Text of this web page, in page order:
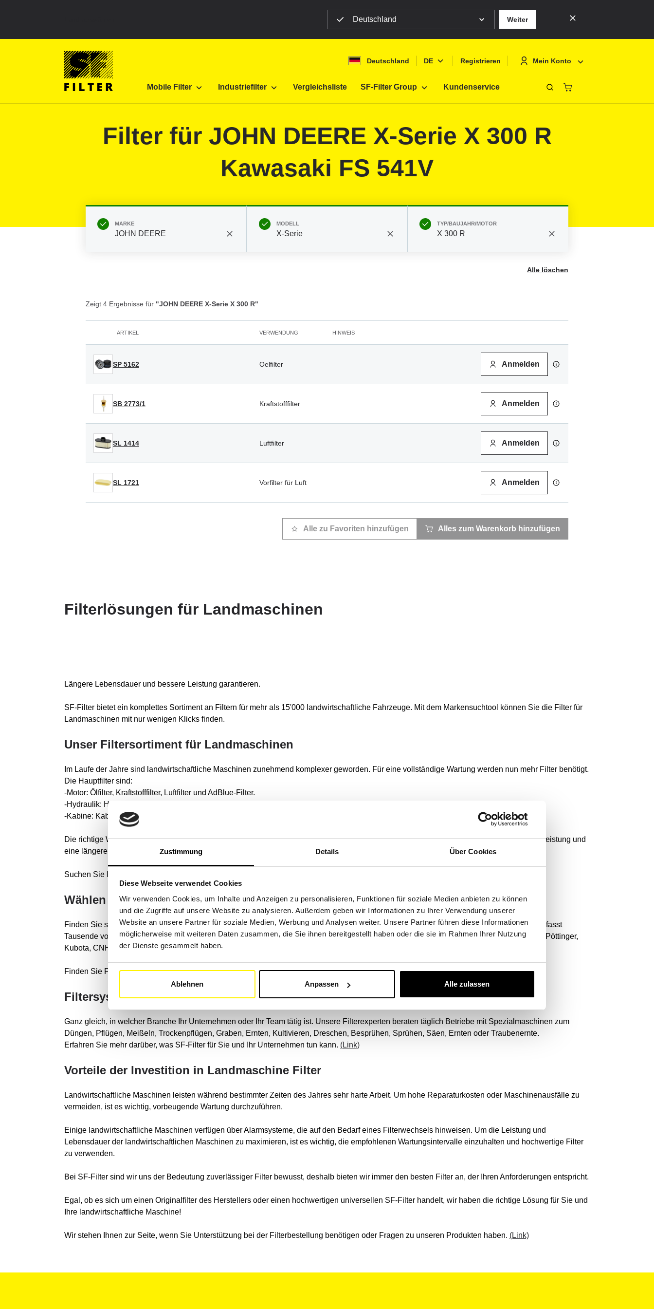
Zustimmung Details Über Cookies
Diese Webseite verwendet Cookies
Wir verwenden Cookies, um Inhalte und Anzeigen zu personalisieren, Funktionen für soziale Medien anbieten zu können
und die Zugriffe auf unsere Website zu analysieren. Außerdem geben wir Informationen zu Ihrer Verwendung unserer
Website an unsere Partner für soziale Medien, Werbung und Analysen weiter. Unsere Partner führen diese Informationen
möglicherweise mit weiteren Daten zusammen, die Sie ihnen bereitgestellt haben oder die sie im Rahmen Ihrer Nutzung
der Dienste gesammelt haben.
Ablehnen Anpassen Alle zulassen
Deutschland Weiter
Deutschland DE
English
Registrieren Mein Konto
Mobile Filter Industriefilter Vergleichsliste SF-Filter Group Kundenservice
SF Filter Homepage
Filter für JOHN DEERE X-Serie X 300 R
Kawasaki FS 541V
MARKE
JOHN DEERE
MODELL
X-Serie
TYP/BAUJAHR/MOTOR
X 300 R
Alle löschen
Zeigt 4 Ergebnisse für "JOHN DEERE X-Serie X 300 R"
ARTIKEL VERWENDUNG HINWEIS
SP 5162 Oelfilter Anmelden
SB 2773/1 Kraftstofffilter Anmelden
SL 1414 Luftfilter Anmelden
SL 1721 Vorfilter für Luft Anmelden
Alle zu Favoriten hinzufügen Alles zum Warenkorb hinzufügen
Filterlösungen für Landmaschinen
Längere Lebensdauer und bessere Leistung garantieren.
SF-Filter bietet ein komplettes Sortiment an Filtern für mehr als 15'000 landwirtschaftliche Fahrzeuge. Mit dem Markensuchtool können Sie die Filter für
Landmaschinen mit nur wenigen Klicks finden.
Unser Filtersortiment für Landmaschinen
Im Laufe der Jahre sind landwirtschaftliche Maschinen zunehmend komplexer geworden. Für eine vollständige Wartung werden nun mehr Filter benötigt.
Die Hauptfilter sind:
-Motor: Ölfilter, Kraftstofffilter, Luftfilter und AdBlue-Filter.
-Hydraulik: Hydraulikfilter, Getriebefilter und Entlüftungsfilter.
-Kabine: Kabinenfilter sowie Klimaanlagenfilter und Aktivkohlefilter.
Die richtige Wartung der Filter hilft, Schmutz, Staub und andere Partikel aus verschiedenen Teilen der Maschine zu entfernen, um optimale Leistung und
eine längere Lebensdauer sicherzustellen.
Suchen Sie Ihren Filter mit dem Originalcode:
Wählen Sie Ihre Landmaschinen
Finden Sie schnell Filter für Ihre landwirtschaftlichen Maschinen über unsere Suchmaschine nach Marke und Modell. Unsere Datenbank umfasst
Tausende von Maschinen führender Marken wie: Aebi, Claas, Deutz-Fahr, Fendt, John Deere, Kron, Kuhn, Massey Ferguson, New Holland, Pöttinger,
Kubota, CNH Industrial, John Deere oder Yanmar usw.
Finden Sie Filter für die Marke Ihrer Maschine.(Link)
Filtersysteme für alle Anwendungen
Ganz gleich, in welcher Branche Ihr Unternehmen oder Ihr Team tätig ist. Unsere Filterexperten beraten täglich Betriebe mit Spezialmaschinen zum
Düngen, Pflügen, Meißeln, Trockenpflügen, Graben, Ernten, Kultivieren, Dreschen, Besprühen, Sprühen, Säen, Ernten oder Traubenernte.
Erfahren Sie mehr darüber, was SF-Filter für Sie und Ihr Unternehmen tun kann. (Link)
Vorteile der Investition in Landmaschine Filter
Landwirtschaftliche Maschinen leisten während bestimmter Zeiten des Jahres sehr harte Arbeit. Um hohe Reparaturkosten oder Maschinenausfälle zu
vermeiden, ist es wichtig, vorbeugende Wartung durchzuführen.
Einige landwirtschaftliche Maschinen verfügen über Alarmsysteme, die auf den Bedarf eines Filterwechsels hinweisen. Um die Leistung und
Lebensdauer der landwirtschaftlichen Maschinen zu maximieren, ist es wichtig, die empfohlenen Wartungsintervalle einzuhalten und hochwertige Filter
zu verwenden.
Bei SF-Filter sind wir uns der Bedeutung zuverlässiger Filter bewusst, deshalb bieten wir immer den besten Filter an, der Ihren Anforderungen entspricht.
Egal, ob es sich um einen Originalfilter des Herstellers oder einen hochwertigen universellen SF-Filter handelt, wir haben die richtige Lösung für Sie und
Ihre landwirtschaftliche Maschine!
Wir stehen Ihnen zur Seite, wenn Sie Unterstützung bei der Filterbestellung benötigen oder Fragen zu unseren Produkten haben. (Link)